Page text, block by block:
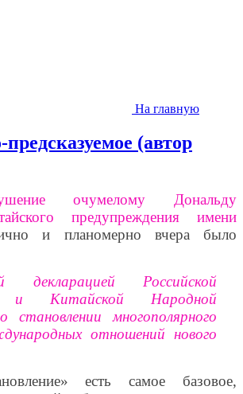
На главную
(автор
очумелому Дональду
предупреждения имени
и планомерно вчера было
декларацией Российской
и Китайской Народной
становлении многополярного
отношений нового
есть самое базовое,